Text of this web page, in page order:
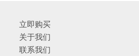
立即购买
关于我们
联系我们